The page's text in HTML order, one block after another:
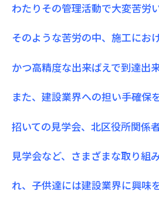
わたりその管理活動で大変苦労
そのような苦労の中、施工にお
かつ高精度な出来ばえで到達出
また、建設業界への担い手確保
招いての見学会、北区役所関係
見学会など、さまざまな取り組
れ、子供達には建設業界に興味